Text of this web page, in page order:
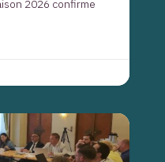
2026 confirme